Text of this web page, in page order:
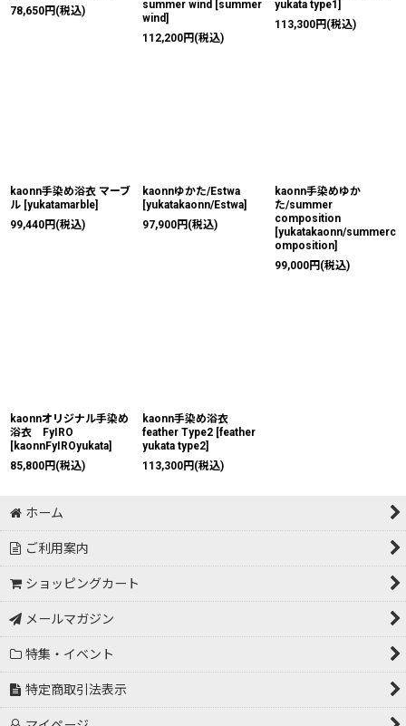
78,650円 (税込)
summer wind [summer
wind]
112,200円 (税込)
yukata type1]
113,300円 (税込)
kaonn手染め浴衣 マーブ
ル [yukatamarble]
99,440円 (税込)
kaonnゆかた/Estwa
[yukatakaonn/Estwa]
97,900円 (税込)
kaonn手染めゆか
た/summer
composition
[yukatakaonn/summerc
omposition]
99,000円 (税込)
kaonnオリジナル手染め
浴衣 FyIRO
[kaonnFyIROyukata]
85,800円 (税込)
kaonn手染め浴衣
feather Type2 [feather
yukata type2]
113,300円 (税込)
ホーム
ご利用案内
ショッピングカート
メールマガジン
特集・イベント
特定商取引法表示